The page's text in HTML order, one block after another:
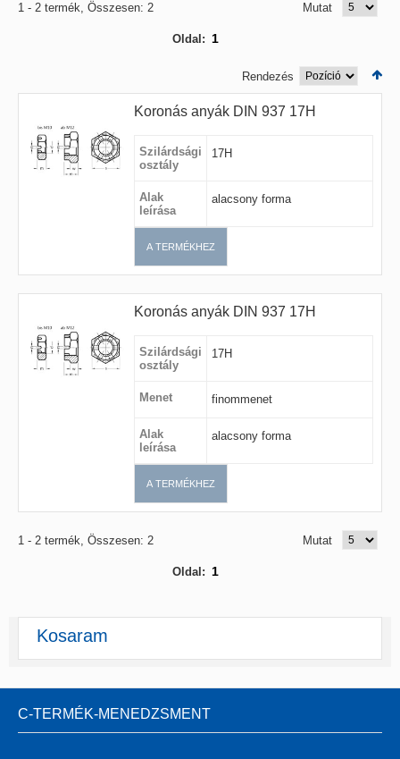
1 - 2 termék, Összesen: 2 Mutat
Oldal: 1
Rendezés
Koronás anyák DIN 937 17H
Szilárdsági
osztály
17H
Alak
leírása
alacsony forma
A TERMÉKHEZ
Koronás anyák DIN 937 17H
Szilárdsági
osztály
17H
Menet finommenet
Alak
leírása
alacsony forma
A TERMÉKHEZ
1 - 2 termék, Összesen: 2 Mutat
Oldal: 1
Kosaram
C-TERMÉK-MENEDZSMENT